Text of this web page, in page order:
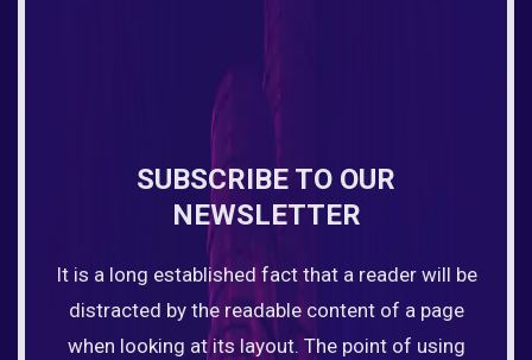
SUBSCRIBE TO OUR
NEWSLETTER
It is a long established fact that a reader will be
distracted by the readable content of a page
when looking at its layout. The point of using